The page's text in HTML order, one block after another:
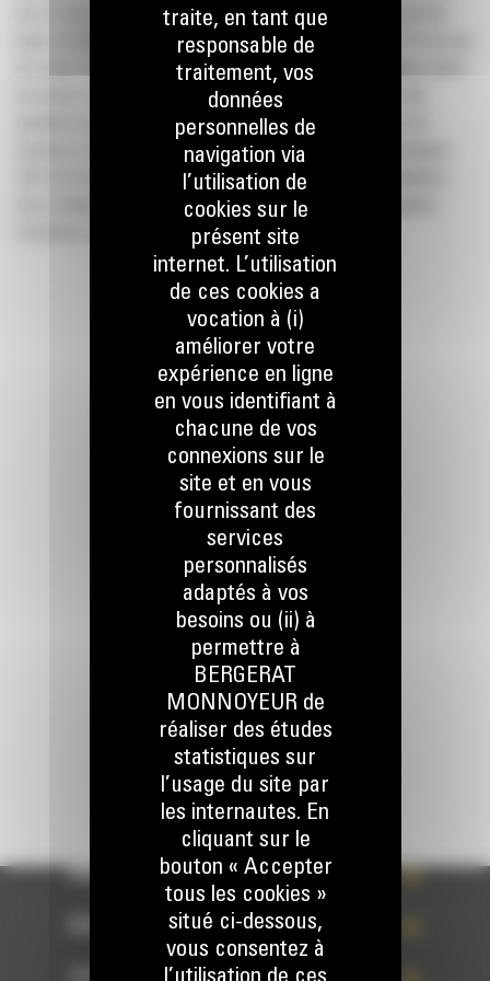
sur un taux fixe de 0% sur un leasing de 36 mois avec un premier
loyer de 30% du prix de vente et une valeur résiduelle de 1% du prix
de vente. Offre uniquement réservée aux entreprises belges ayant
au moins 3 ans d’existence et qui obtiennent un accord crédit
pendant la période de l’offre. Toute offre de financement est
soumise à l’acceptation de Caterpillar Financial Services Belgium
SRL (Cat Financial). Toutes les demandes ne seront pas éligibles.
Des conditions générales supplémentaires peuvent s’appliquer.
Contactez Cat Financial pour plus d’informations.
RESTONS EN CONTACT
Appelez-nous
078 157 767
Écrivez-nous
ENVOYER LA DEMANDE
WHAT’S NEW?
NOS RÉFÉRENCES
traite, en tant que
responsable de
traitement, vos
données
personnelles de
navigation via
l’utilisation de
cookies sur le
présent site
internet. L’utilisation
de ces cookies a
vocation à (i)
améliorer votre
expérience en ligne
en vous identifiant à
chacune de vos
connexions sur le
site et en vous
fournissant des
services
personnalisés
adaptés à vos
besoins ou (ii) à
permettre à
BERGERAT
MONNOYEUR de
réaliser des études
statistiques sur
l’usage du site par
les internautes. En
cliquant sur le
bouton « Accepter
tous les cookies »
situé ci-dessous,
vous consentez à